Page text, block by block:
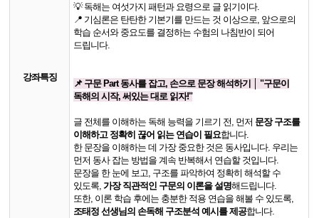
강좌특징
💡 ​독해는 여섯가지 패턴과 요령으로 글 읽기이다.
​📍 기심론은 탄탄한 기본기를 만드는 것 이상으로, 앞으로의
학습 순서와 중요도를 결정하는 수험의 나침반이 되어
드립니다.
📌 ​구문 Part 동사를 잡고, 손으로 문장 해석하기 │ "구문이
독해의 시작, 써있는 대로 읽자!"
글 전체를 이해하는 독해 능력을 기르기 전, 먼저 문장 구조를
이해하고 정확히 끊어 읽는 연습이 필요합니다.
한 문장을 이해하는 데 가장 중요한 것은 동사입니다. 우리는
먼저 동사 잡는 방법을 계속 반복해서 연습할 것입니다.
문장을 한 눈에 보고, 구조를 파악하여 정확히 해석할 수
있도록,가장 직관적인 구문의 이론을 설명해드립니다.
또한, 이론 학습 후에는 충분한 적용 연습을 해볼 수 있도록,
조태정 선생님의 손독해 구조분석 예시를 제공합니다.